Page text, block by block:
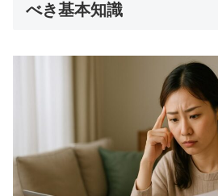
べき基本知識